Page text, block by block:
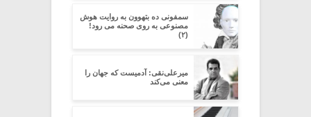
سمفونی ده بتهوون به روایت هوش
مصنوعی به روی صحنه می رود!
(۲)
میرعلی‌نقی: آدمیست که جهان را
معنی می‌کند